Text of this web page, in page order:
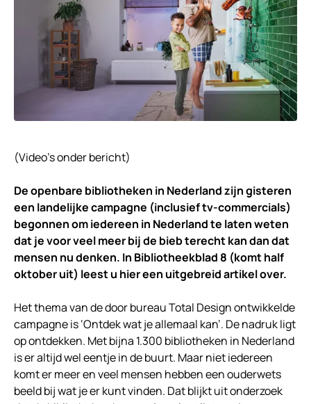
(Video’s onder bericht)
De openbare bibliotheken in Nederland zijn gisteren
een landelijke campagne (inclusief tv-commercials)
begonnen om iedereen in Nederland te laten weten
dat je voor veel meer bij de bieb terecht kan dan dat
mensen nu denken. In Bibliotheekblad 8 (komt half
oktober uit) leest u hier een uitgebreid artikel over.
Het thema van de door bureau Total Design ontwikkelde
campagne is ‘Ontdek wat je allemaal kan’. De nadruk ligt
op ontdekken. Met bijna 1.300 bibliotheken in Nederland
is er altijd wel eentje in de buurt. Maar niet iedereen
komt er meer en veel mensen hebben een ouderwets
beeld bij wat je er kunt vinden. Dat blijkt uit onderzoek